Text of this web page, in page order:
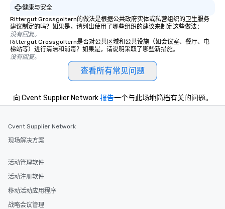
健康与安全
Rittergut Grossgoltern的做法是根据公共政府实体或私营组织的卫生服务
建议制定的吗？如果是，请列出使用了哪些组织的建议来制定这些做法：
没有回复。
Rittergut Grossgoltern是否对公共区域和公共设施（如会议室、餐厅、电
梯站等）进行清洁和消毒？如果是，请说明采取了哪些新措施。
没有回复。
查看所有常见问题
向 Cvent Supplier Network报告一个与此场地简档有关的问题。
Cvent Supplier Network
现场解决方案
活动管理软件
活动注册软件
移动活动应用程序
战略会议管理